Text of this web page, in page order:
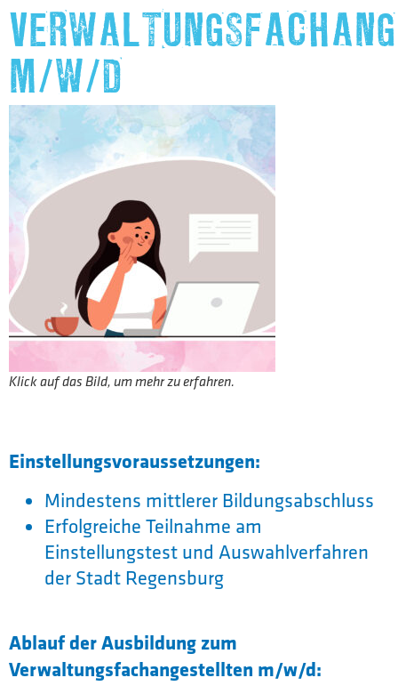
M/W/D
Klick auf das Bild, um mehr zu erfahren.
Einstellungsvoraussetzungen:
Mindestens mittlerer Bildungsabschluss
Erfolgreiche Teilnahme am
Einstellungstest und Auswahlverfahren
der Stadt Regensburg
Ablauf der Ausbildung zum
Verwaltungsfachangestellten m/w/d: